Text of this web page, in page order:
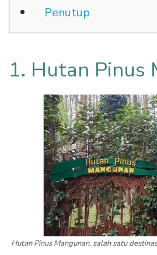
Penutup
1. Hutan Pinus
Hutan Pinus Mangunan, salah satu